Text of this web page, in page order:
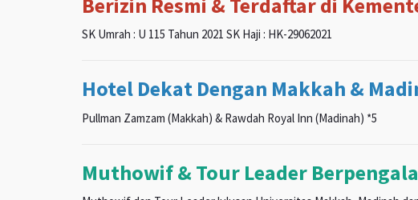
SK Umrah : U 115 Tahun 2021 SK Haji : HK-29062021
Hotel Dekat Dengan Makkah &
Pullman Zamzam (Makkah) & Rawdah Royal Inn (Madinah) *5
Muthowif & Tour Leader